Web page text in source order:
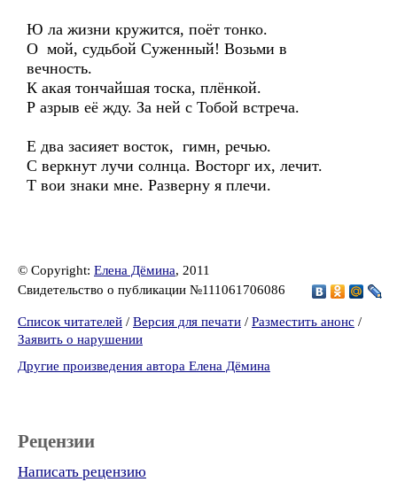
Ю ла жизни кружится, поёт тонко.
О мой, судьбой Суженный! Возьми в
вечность.
К акая тончайшая тоска, плёнкой.
Р азрыв её жду. За ней с Тобой встреча.
Е два засияет восток, гимн, речью.
С веркнут лучи солнца. Восторг их, лечит.
Т вои знаки мне. Разверну я плечи.
© Copyright: Елена Дёмина, 2011
Свидетельство о публикации №111061706086
Список читателей / Версия для печати / Разместить анонс /
Заявить о нарушении
Другие произведения автора Елена Дёмина
Рецензии
Написать рецензию